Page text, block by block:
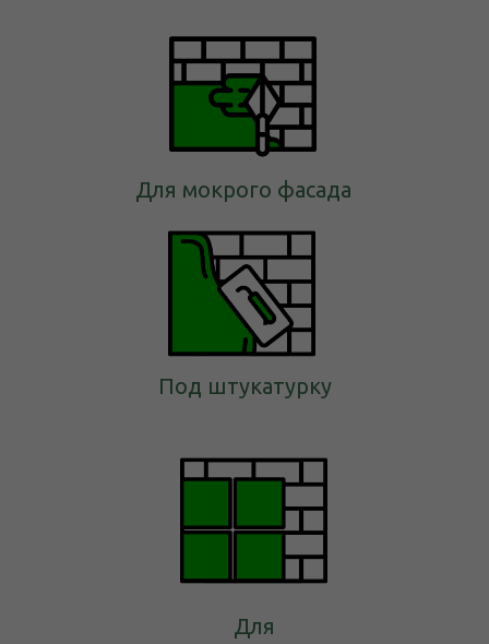
Для
Под штукатурку
Для мокрого фасада